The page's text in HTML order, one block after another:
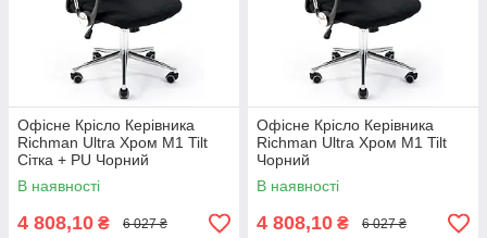
Офісне Крісло Керівника
Richman Ultra Хром М1 Tilt
Сітка + PU Чорний
В наявності
4 808,10 ₴ 6 027 ₴
Офісне Крісло Керівника
Richman Ultra Хром М1 Tilt
Чорний
В наявності
4 808,10 ₴ 6 027 ₴